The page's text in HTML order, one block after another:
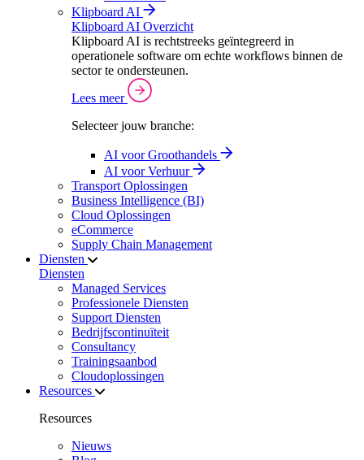
Klipboard AI
Klipboard AI Overzicht
Klipboard AI is rechtstreeks geïntegreerd in
operationele software om echte workflows binnen de
sector te ondersteunen.
Lees meer
Selecteer jouw branche:
AI voor Groothandels
AI voor Verhuur
Transport Oplossingen
Business Intelligence (BI)
Cloud Oplossingen
eCommerce
Supply Chain Management
Diensten
Diensten
Managed Services
Professionele Diensten
Support Diensten
Bedrijfscontinuïteit
Consultancy
Trainingsaanbod
Cloudoplossingen
Resources
Resources
Nieuws